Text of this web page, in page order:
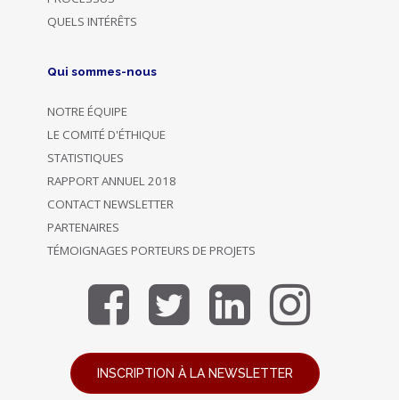
QUELS INTÉRÊTS
Qui sommes-nous
NOTRE ÉQUIPE
LE COMITÉ D'ÉTHIQUE
STATISTIQUES
RAPPORT ANNUEL 2018
CONTACT NEWSLETTER
PARTENAIRES
TÉMOIGNAGES PORTEURS DE PROJETS
INSCRIPTION À LA NEWSLETTER